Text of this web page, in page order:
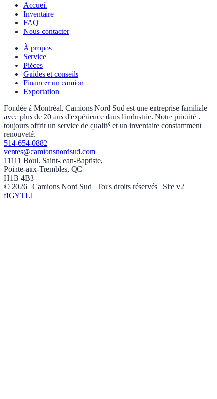
Accueil
Inventaire
FAQ
Nous contacter
À propos
Service
Pièces
Guides et conseils
Financer un camion
Exportation
Fondée à Montréal, Camions Nord Sud est une entreprise familiale
avec plus de 20 ans d'expérience dans l'industrie. Notre priorité :
toujours offrir un service de qualité et un inventaire constamment
renouvelé.
514-654-0882
ventes@camionsnordsud.com
11111 Boul. Saint-Jean-Baptiste,
Pointe-aux-Trembles, QC
H1B 4B3
© 2026 | Camions Nord Sud | Tous droits réservés | Site v2
fIGYTLI